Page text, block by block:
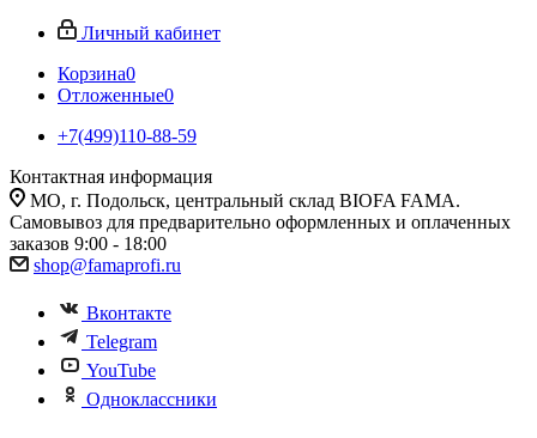
Личный кабинет
Корзина0
Отложенные0
+7(499)110-88-59
Контактная информация
МО, г. Подольск, центральный склад BIOFA FAMA.
Самовывоз для предварительно оформленных и оплаченных
заказов 9:00 - 18:00
shop@famaprofi.ru
Вконтакте
Telegram
YouTube
Одноклассники